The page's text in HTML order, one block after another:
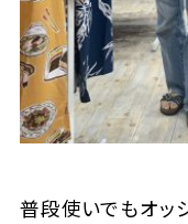
普段使いでもオッ